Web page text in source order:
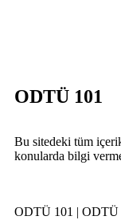
ODTÜ 101
Bu sitedeki tüm
konularda bilgi
ODTÜ 101 | ODTÜ